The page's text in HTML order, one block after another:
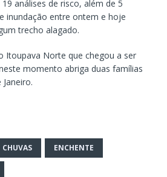
análises de risco, além de 5
inundação entre ontem e hoje
trecho alagado.
Itoupava Norte que chegou a ser
momento abriga duas famílias
CHUVAS ENCHENTE